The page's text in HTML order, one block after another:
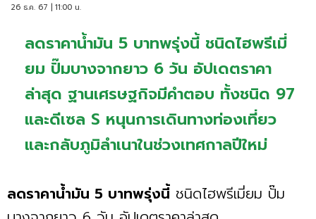
26 ธ.ค. 67 | 11:00 น.
ลดราคาน้ำมัน 5 บาทพรุ่งนี้ ชนิดไฮพรีเมี่
ยม ปั๊มบางจากยาว 6 วัน อัปเดตราคา
ล่าสุด ฐานเศรษฐกิจมีคำตอบ ทั้งชนิด 97
และดีเซล S หนุนการเดินทางท่องเที่ยว
และกลับภูมิลำเนาในช่วงเทศกาลปีใหม่
ลดราคาน้ำมัน 5 บาทพรุ่งนี้ ชนิดไฮพรีเมี่ยม ปั๊ม